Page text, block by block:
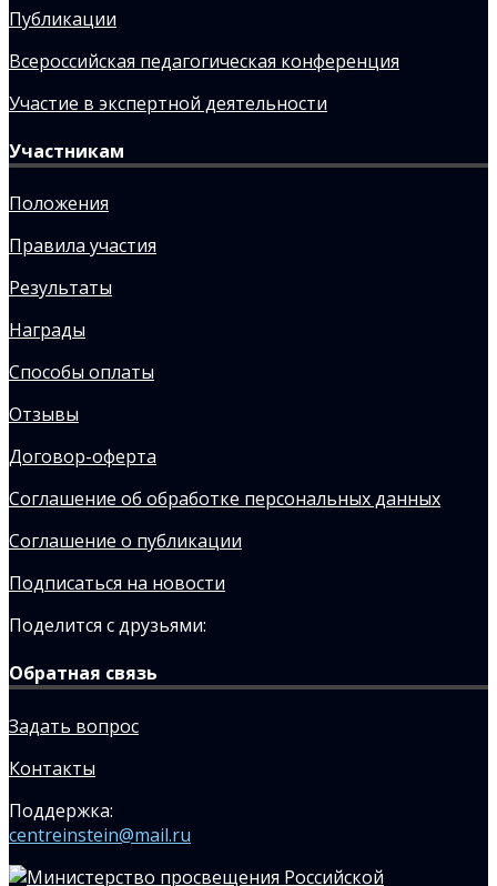
Публикации
Всероссийская педагогическая конференция
Участие в экспертной деятельности
Участникам
Положения
Правила участия
Результаты
Награды
Способы оплаты
Отзывы
Договор-оферта
Соглашение об обработке персональных данных
Соглашение о публикации
Подписаться на новости
Поделится с друзьями:
Обратная связь
Задать вопрос
Контакты
Поддержка:
centreinstein@mail.ru